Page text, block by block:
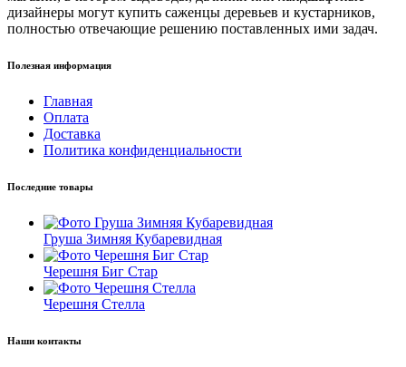
дизайнеры могут купить саженцы деревьев и кустарников,
полностью отвечающие решению поставленных ими задач.
Полезная информация
Главная
Оплата
Доставка
Политика конфиденциальности
Последние товары
Груша Зимняя Кубаревидная
Черешня Биг Стар
Черешня Стелла
Наши контакты